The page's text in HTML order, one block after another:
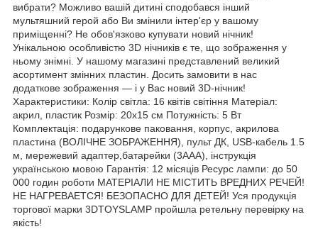
вибрати? Можливо вашій дитині сподобався інший
мультяшний герой або Ви змінили інтер'єр у вашому
приміщенні? Не обов'язково купувати новий нічник!
Унікальною особливістю 3D нічників є те, що зображення у
ньому знімні. У нашому магазині представлений великий
асортимент змінних пластин. Досить замовити в нас
додаткове зображення — і у Вас новий 3D-нічник!
Характеристики: Колір світла: 16 квітів світіння Матеріал:
акрил, пластик Розмір: 20х15 см Потужність: 5 Вт
Комплектація: подарункове паковання, корпус, акрилова
пластина (ВОЛІЧНЕ ЗОБРАЖЕННЯ), пульт ДК, USB-кабель 1.5
м, мережевий адаптер,батарейки (3ААА), інструкція
українською мовою Гарантія: 12 місяців Ресурс лампи: до 50
000 годин роботи МАТЕРІАЛИ НЕ МІСТИТЬ ВРЕДНИХ РЕЧЕЙ!
НЕ НАГРЕВАЕТСЯ! БЕЗОПАСНО ДЛЯ ДЕТЕЙ! Уся продукція
торгової марки 3DTOYSLAMP пройшла ретельну перевірку на
якість!